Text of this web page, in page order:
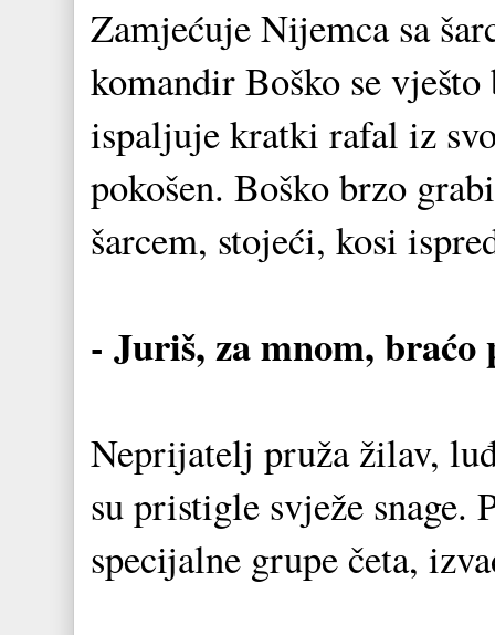
Zamjećuje Nijemca sa
komandir Boško se
ispaljuje kratki rafal iz
pokošen. Boško brzo
šarcem, stojeći, kosi
- Juriš, za mnom,
Neprijatelj pruža žilav,
su pristigle svježe snage.
specijalne grupe četa,